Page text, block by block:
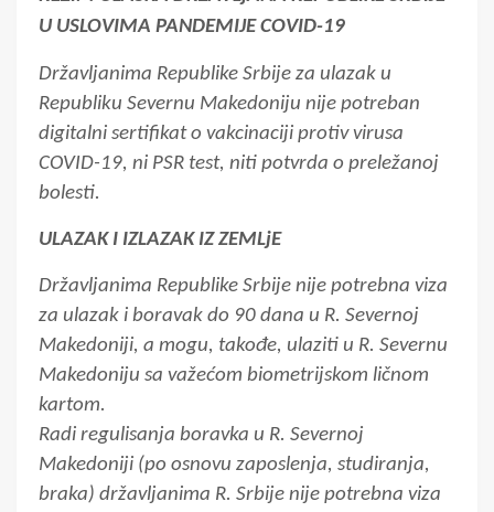
U USLOVIMA PANDEMIJE COVID-19
Državljanima Republike Srbije za ulazak u
Republiku Severnu Makedoniju nije potreban
digitalni sertifikat o vakcinaciji protiv virusa
COVID-19, ni PSR test, niti potvrda o preležanoj
bolesti.
ULAZAK I IZLAZAK IZ ZEMLjE
Državljanima Republike Srbije nije potrebna viza
za ulazak i boravak do 90 dana u R. Severnoj
Makedoniji, a mogu, takođe, ulaziti u R. Severnu
Makedoniju sa važećom biometrijskom ličnom
kartom.
Radi regulisanja boravka u R. Severnoj
Makedoniji (po osnovu zaposlenja, studiranja,
braka) državljanima R. Srbije nije potrebna viza